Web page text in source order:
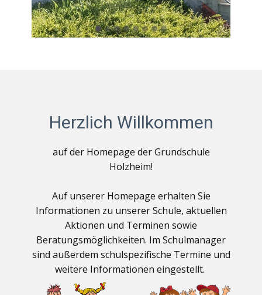
Herzlich Willkommen
auf der Homepage der Grundschule
Holzheim!
Auf unserer Homepage erhalten Sie
Informationen zu unserer Schule, aktuellen
Aktionen und Terminen sowie
Beratungsmöglichkeiten. Im Schulmanager
sind außerdem schulspezifische Termine und
weitere Informationen eingestellt.